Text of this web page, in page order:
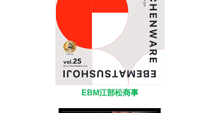
EBM江部松商事